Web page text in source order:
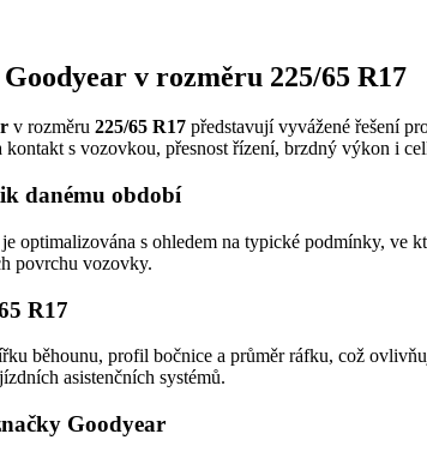
v rozměru 225/65 R17
v rozměru 225/65 R17 představují vyvážené řešení
kontakt s vozovkou, přesnost řízení, brzdný výkon i
danému období
optimalizována s ohledem na typické podmínky, ve
povrchu vozovky.
R17
běhounu, profil bočnice a průměr ráfku, což
asistenčních systémů.
Goodyear